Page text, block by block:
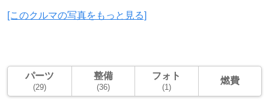
[このクルマの写真をもっと見る]
パーツ
(29)
整備
(36)
フォト
(1)
燃費